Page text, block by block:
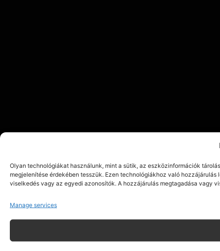
Olyan technológiákat használunk, mint a sütik, az eszközinformációk
megjelenítése érdekében tesszük. Ezen technológiákhoz való
viselkedés vagy az egyedi azonosítók. A hozzájárulás megtagadása vagy
Manage services